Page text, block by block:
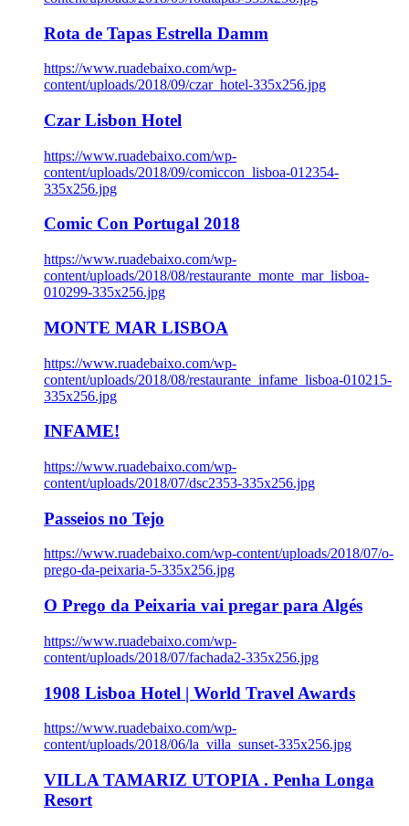
Rota de Tapas Estrella Damm
https://www.ruadebaixo.com/wp-
content/uploads/2018/09/czar_hotel-335x256.jpg
Czar Lisbon Hotel
https://www.ruadebaixo.com/wp-
content/uploads/2018/09/comiccon_lisboa-012354-
335x256.jpg
Comic Con Portugal 2018
https://www.ruadebaixo.com/wp-
content/uploads/2018/08/restaurante_monte_mar_lisboa-
010299-335x256.jpg
MONTE MAR LISBOA
https://www.ruadebaixo.com/wp-
content/uploads/2018/08/restaurante_infame_lisboa-010215-
335x256.jpg
INFAME!
https://www.ruadebaixo.com/wp-
content/uploads/2018/07/dsc2353-335x256.jpg
Passeios no Tejo
https://www.ruadebaixo.com/wp-content/uploads/2018/07/o-
prego-da-peixaria-5-335x256.jpg
O Prego da Peixaria vai pregar para Algés
https://www.ruadebaixo.com/wp-
content/uploads/2018/07/fachada2-335x256.jpg
1908 Lisboa Hotel | World Travel Awards
https://www.ruadebaixo.com/wp-
content/uploads/2018/06/la_villa_sunset-335x256.jpg
VILLA TAMARIZ UTOPIA . Penha Longa
Resort